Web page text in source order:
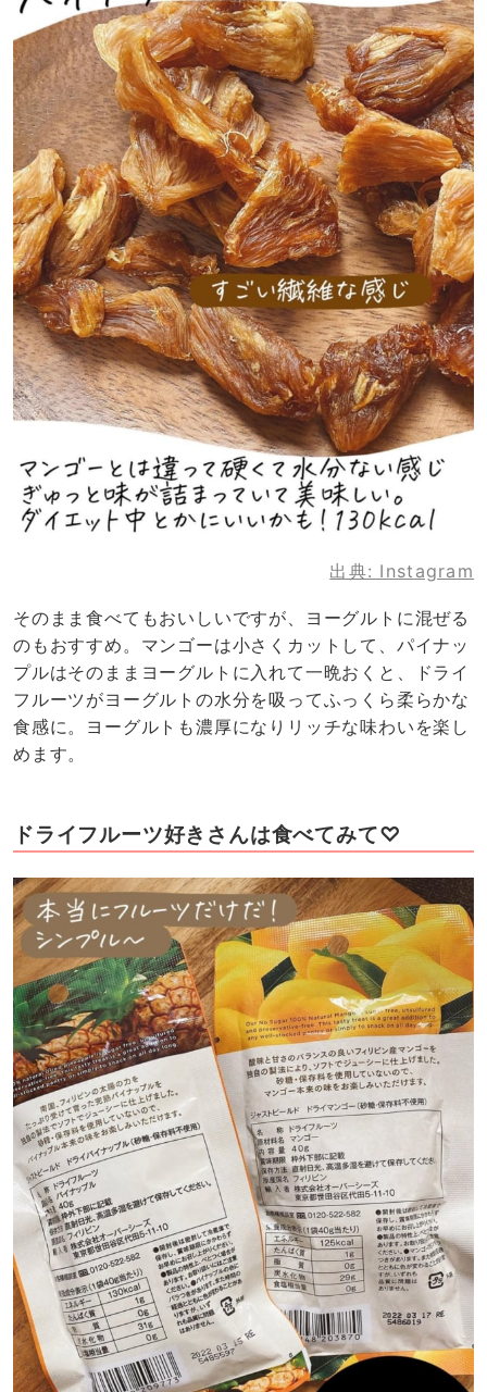
出典: Instagram
そのまま食べてもおいしいですが、ヨーグルトに混ぜる
のもおすすめ。マンゴーは小さくカットして、パイナッ
プルはそのままヨーグルトに入れて一晩おくと、ドライ
フルーツがヨーグルトの水分を吸ってふっくら柔らかな
食感に。ヨーグルトも濃厚になりリッチな味わいを楽し
めます。
ドライフルーツ好きさんは食べてみて♡